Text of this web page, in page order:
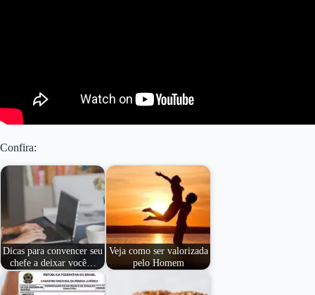
Confira:
Dicas para convencer seu
chefe a deixar você…
Veja como ser valorizada
pelo Homem